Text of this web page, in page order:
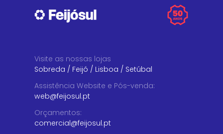
Visite as nossas lojas
Sobreda / Feijó / Lisboa / Setúbal
Assistência Website e Pós-venda:
web@feijosul.pt
Orçamentos:
comercial@feijosul.pt